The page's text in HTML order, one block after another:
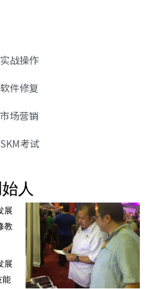
实战操作
软件修复
市场营销
SKM考试
人
展
教
展
能